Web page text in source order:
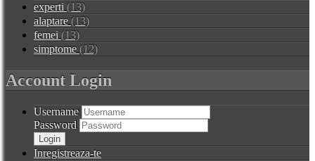
experti (13)
alaptare (13)
femei (13)
simptome (12)
Account Login
Username
Password
Inregistreaza-te